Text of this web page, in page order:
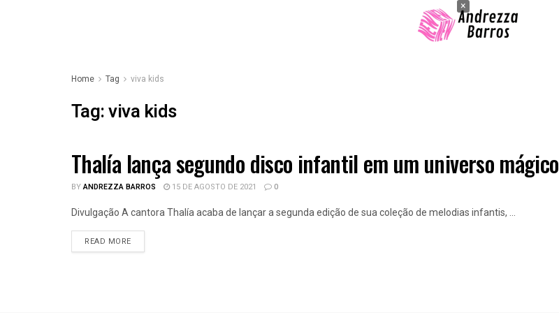
Home Tag viva kids
Tag:viva kids
MÚSICA
Thalía lança segundo disco infantil em um universo mágico
BYANDREZZA BARROS 15 DE AGOSTO DE 2021 0
Divulgação A cantora Thalía acaba de lançar a segunda edição de sua coleção de melodias infantis, ...
READ MORE
×